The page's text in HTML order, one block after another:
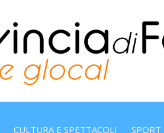
CULTURA E SPETTACOLI SPORT